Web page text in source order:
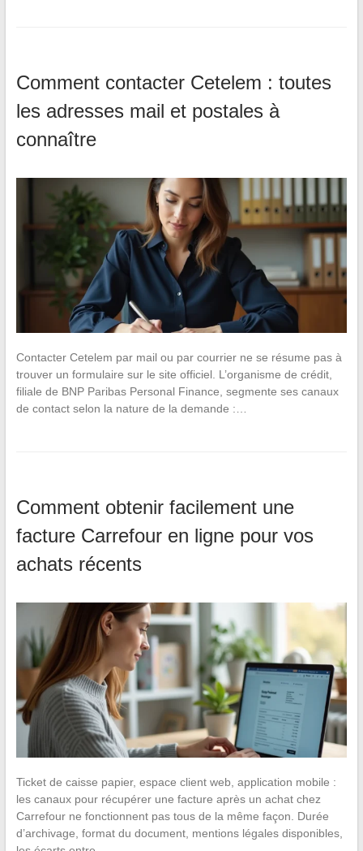
Comment contacter Cetelem : toutes
les adresses mail et postales à
connaître
Contacter Cetelem par mail ou par courrier ne se résume pas à
trouver un formulaire sur le site officiel. L’organisme de crédit,
filiale de BNP Paribas Personal Finance, segmente ses canaux
de contact selon la nature de la demande :…
Comment obtenir facilement une
facture Carrefour en ligne pour vos
achats récents
Ticket de caisse papier, espace client web, application mobile :
les canaux pour récupérer une facture après un achat chez
Carrefour ne fonctionnent pas tous de la même façon. Durée
d’archivage, format du document, mentions légales disponibles,